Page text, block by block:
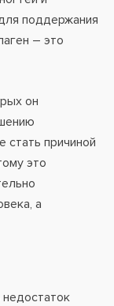
поддержания
– это
он
стать причиной
это
а